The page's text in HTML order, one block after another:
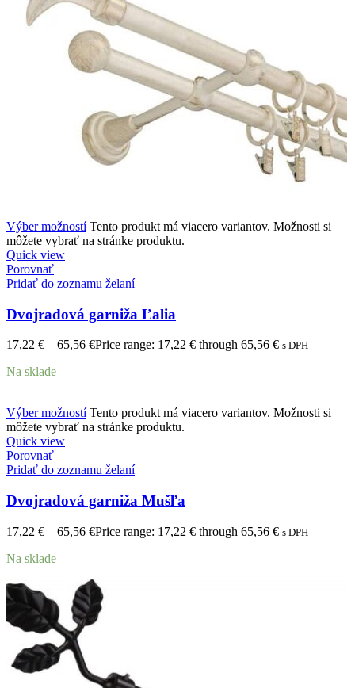
Výber možností Tento produkt má viacero variantov. Možnosti si
môžete vybrať na stránke produktu.
Quick view
Porovnať
Pridať do zoznamu želaní
Dvojradová garniža Ľalia
17,22 € – 65,56 €Price range: 17,22 € through 65,56 € s DPH
Na sklade
Výber možností Tento produkt má viacero variantov. Možnosti si
môžete vybrať na stránke produktu.
Quick view
Porovnať
Pridať do zoznamu želaní
Dvojradová garniža Mušľa
17,22 € – 65,56 €Price range: 17,22 € through 65,56 € s DPH
Na sklade